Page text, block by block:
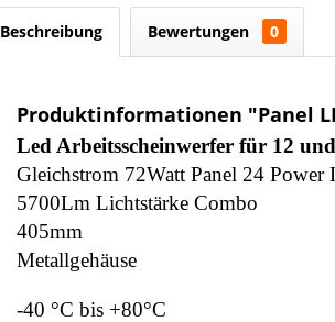
Beschreibung Bewertungen 0
Produktinformationen "Panel
Led Arbeitsscheinwerfer für 12
Gleichstrom 72Watt Panel 24 Power
5700Lm Lichtstärke Combo
405mm
Metallgehäuse
-40 °C bis +80°C